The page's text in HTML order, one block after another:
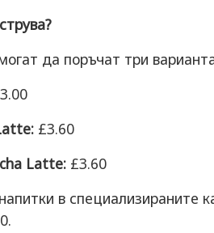
да поръчат три
£3.60
Latte: £3.60
в специализираните